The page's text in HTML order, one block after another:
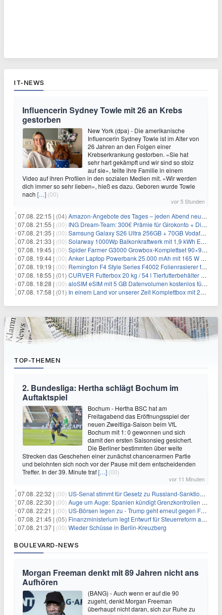
IT-NEWS
Influencerin Sydney Towle mit 26 an Krebs
gestorben
New York (dpa) - Die amerikanische
Influencerin Sydney Towle ist im Alter von
26 Jahren an den Folgen einer
Krebserkrankung gestorben. «Sie hat
sehr hart gekämpft und wir sind so stolz
auf sie», teilte ihre Familie in einem
Video auf ihren Profilen in den sozialen Medien mit. «Wir werden
dich immer so sehr lieben», hieß es dazu. Geboren wurde Towle
nach […] (00)
vor 5 Stunden
07.08. 22:15 | (04) Amazon-Angebote des Tages – jeden Abend neue Deals zum Stöbern
07.08. 21:55 | (00) ING Dream-Team: 300€ Prämie für Girokonto + Direkt-Depot
07.08. 21:35 | (00) Samsung Galaxy S26 Ultra 256GB + 70GB Vodafone-Netz für 34,99€/Monat (effektiv 4,74€/Monat)
07.08. 21:33 | (00) Solarway 1000Wp Balkonkraftwerk mit 1,9 kWh EcoFlow-Speicher für 719€ + 30€ Filial-Gutschein
07.08. 19:45 | (00) Spider Farmer G3000 Growbox-Komplettset 90×90×180 cm für 379,99€
07.08. 19:44 | (00) Anker Laptop Powerbank 25.000 mAh mit 165 W refurbished für 58,39€
07.08. 19:19 | (00) Remington F4 Style Series F4002 Folienrasierer für 18,99€
07.08. 18:55 | (01) CURVER Futterbox 20 kg / 54 l Tierfutterbehälter mit Rollen für 19,99€
07.08. 18:28 | (00) aloSIM eSIM mit 5 GB Datenvolumen kostenlos für Windscribe-Pro-Nutzer
07.08. 17:58 | (01) In einem Land vor unserer Zeit Komplettbox mit 27 DVDs für 59,49€
TOP-THEMEN
2. Bundesliga: Hertha schlägt Bochum im
Auftaktspiel
Bochum - Hertha BSC hat am
Freitagabend das Eröffnungsspiel der
neuen Zweitliga-Saison beim VfL
Bochum mit 1: 0 gewonnen und sich
damit den ersten Saisonsieg gesichert.
Die Berliner bestimmten über weite
Strecken das Geschehen einer zunächst chancenarmen Partie
und belohnten sich noch vor der Pause mit dem entscheidenden
Treffer. In der 39. Minute traf[…] (00)
vor 11 Minuten
07.08. 22:32 | (00) US-Senat stimmt für Gesetz zu Russland-Sanktionen
07.08. 22:30 | (00) Auge um Auge: Spanien kündigt Grenzkontrollen zu Italien an
07.08. 22:21 | (00) US-Börsen legen zu - Trump geht erneut gegen Fed-Gouverneurin vor
07.08. 21:45 | (05) Finanzministerium legt Entwurf für Steuerreform ab 2027 vor
07.08. 21:37 | (00) Wieder Schüsse in Berlin-Kreuzberg
BOULEVARD-NEWS
Morgan Freeman denkt mit 89 Jahren nicht ans
Aufhören
(BANG) - Auch wenn er auf die 90
zugeht, denkt Morgan Freeman
überhaupt nicht daran, sich zur Ruhe zu